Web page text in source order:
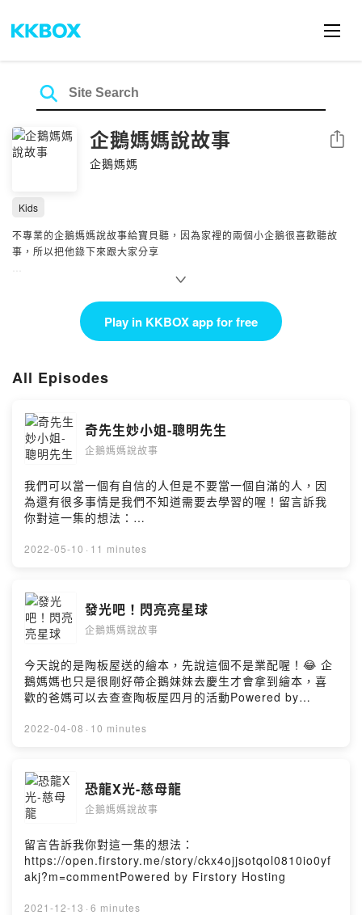
企鵝媽媽說故事
企鵝媽媽
Share
Kids
不專業的企鵝媽媽說故事給寶貝聽，因為家裡的兩個小企鵝很喜歡聽故
事，所以把他錄下來跟大家分享
書籍版權屬於出版社所有，若各位爸爸媽媽和寶貝喜歡故事內容，每集的
標題皆有附上出版社資訊，請務必購買書籍，搭配企鵝媽媽的錄音一起閱
Play in KKBOX app for free
All Episodes
奇先生妙小姐-聰明先生
企鵝媽媽說故事
我們可以當一個有自信的人但是不要當一個自滿的人，因
為還有很多事情是我們不知道需要去學習的喔！留言訴我
你對這一集的想法：
mxtd/commentsPowered by Firstory Hosting
2022-05-10 · 11 minutes
發光吧！閃亮亮星球
企鵝媽媽說故事
今天說的是陶板屋送的繪本，先說這個不是業配喔！😂 企
鵝媽媽也只是很剛好帶企鵝妹妹去慶生才會拿到繪本，喜
歡的爸媽可以去查查陶板屋四月的活動Powered by
2022-04-08 · 10 minutes
恐龍X光-慈母龍
企鵝媽媽說故事
留言告訴我你對這一集的想法：
https://open.firstory.me/story/ckx4ojjsotqol0810io0yf
akj?m=commentPowered by Firstory Hosting
2021-12-13 · 6 minutes